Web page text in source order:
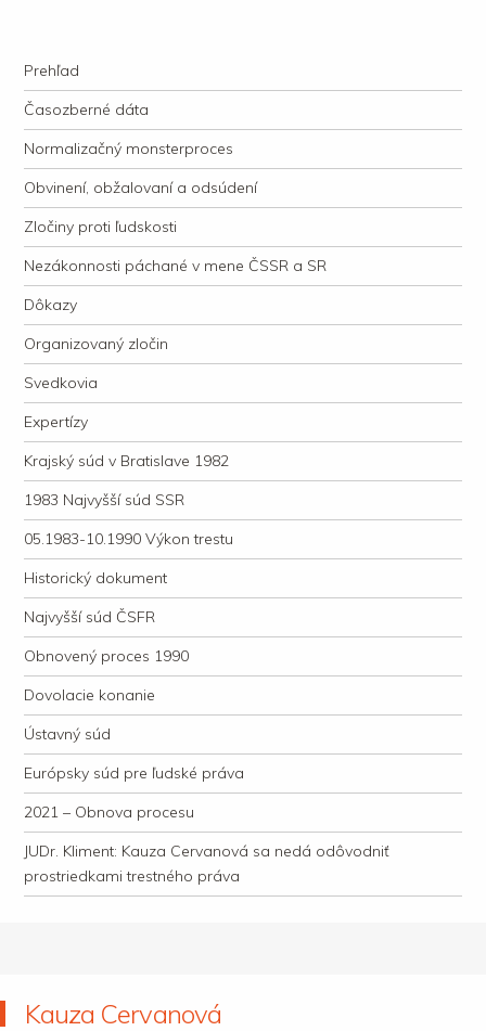
justície
Navigation
Skip to content
Prehľad
Časozberné dáta
Normalizačný monsterproces
Obvinení, obžalovaní a odsúdení
Zločiny proti ľudskosti
Nezákonnosti páchané v mene ČSSR a SR
Dôkazy
Organizovaný zločin
Svedkovia
Expertízy
Krajský súd v Bratislave 1982
1983 Najvyšší súd SSR
05.1983-10.1990 Výkon trestu
Historický dokument
Najvyšší súd ČSFR
Obnovený proces 1990
Dovolacie konanie
Ústavný súd
Európsky súd pre ľudské práva
2021 – Obnova procesu
JUDr. Kliment: Kauza Cervanová sa nedá odôvodniť
prostriedkami trestného práva
Kauza Cervanová